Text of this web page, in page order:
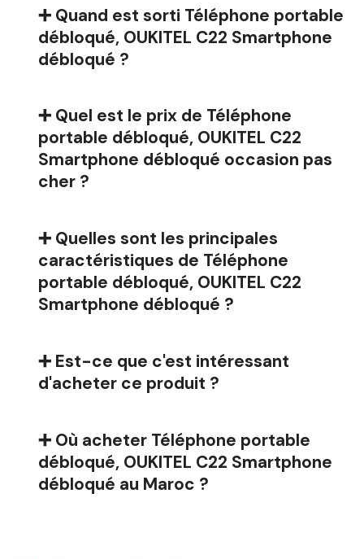
➕ Quand est sorti Téléphone portable
débloqué, OUKITEL C22 Smartphone
débloqué ?
➕ Quel est le prix de Téléphone
portable débloqué, OUKITEL C22
Smartphone débloqué occasion pas
cher ?
➕ Quelles sont les principales
caractéristiques de Téléphone
portable débloqué, OUKITEL C22
Smartphone débloqué ?
➕ Est-ce que c'est intéressant
d'acheter ce produit ?
➕ Où acheter Téléphone portable
débloqué, OUKITEL C22 Smartphone
débloqué au Maroc ?